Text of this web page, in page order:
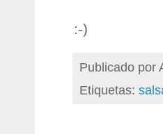
:-)
Publicado por
Etiquetas: